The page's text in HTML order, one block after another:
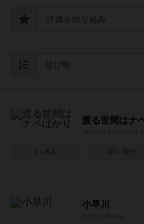
渡る世間はナ
1～8人 10～30分
小早川